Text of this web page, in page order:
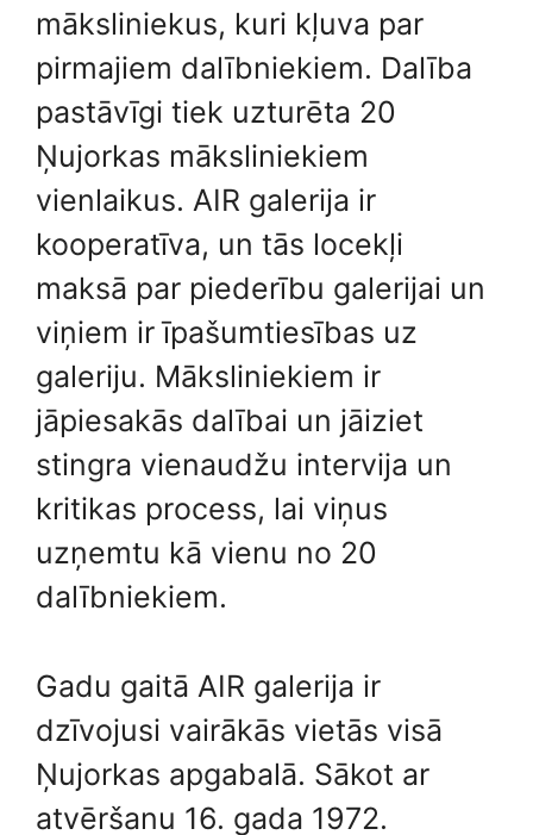
māksliniekus, kuri kļuva par
pirmajiem dalībniekiem. Dalība
pastāvīgi tiek uzturēta 20
Ņujorkas māksliniekiem
vienlaikus. AIR galerija ir
kooperatīva, un tās locekļi
maksā par piederību galerijai un
viņiem ir īpašumtiesības uz
galeriju. Māksliniekiem ir
jāpiesakās dalībai un jāiziet
stingra vienaudžu intervija un
kritikas process, lai viņus
uzņemtu kā vienu no 20
dalībniekiem.
Gadu gaitā AIR galerija ir
dzīvojusi vairākās vietās visā
Ņujorkas apgabalā. Sākot ar
atvēršanu 16. gada 1972.